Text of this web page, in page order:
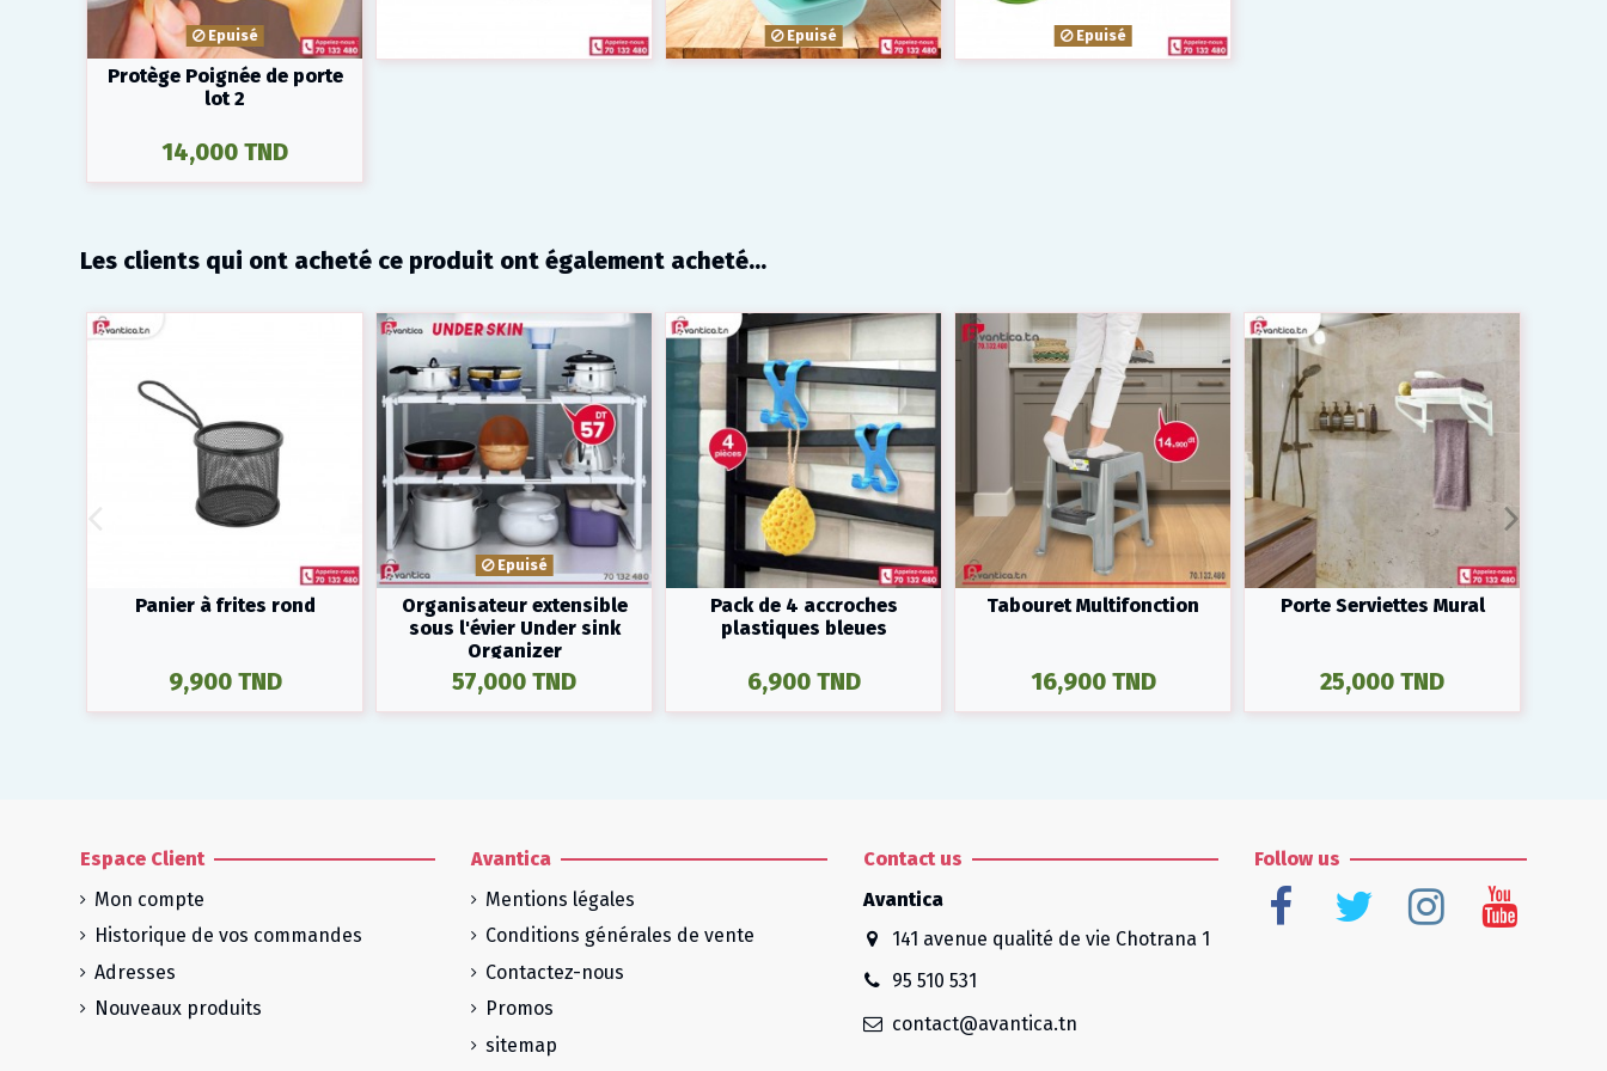
Epuisé
Protège Poignée de porte
lot 2
14,000 TND
Epuisé Epuisé
Les clients qui ont acheté ce produit ont également acheté...
Panier à frites rond
9,900 TND
Epuisé
Organisateur extensible
sous l'évier Under sink
Organizer
57,000 TND
Pack de 4 accroches
plastiques bleues
6,900 TND
Tabouret Multifonction
16,900 TND
Porte Serviettes Mural
25,000 TND
Espace Client
Mon compte
Historique de vos commandes
Adresses
Nouveaux produits
Avantica
Mentions légales
Conditions générales de vente
Contactez-nous
Promos
sitemap
Contact us
Avantica
141 avenue qualité de vie Chotrana 1
95 510 531
contact@avantica.tn
Follow us